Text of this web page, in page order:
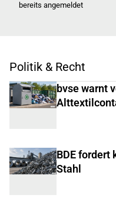
bereits angemeldet
Politik & Recht
bvse warnt
BDE fordert
Stahl